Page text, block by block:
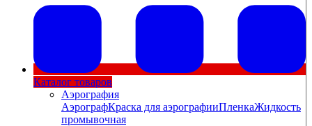
Каталог товаров
Аэрография
АэрографКраска для аэрографииПленкаЖидкость
промывочная